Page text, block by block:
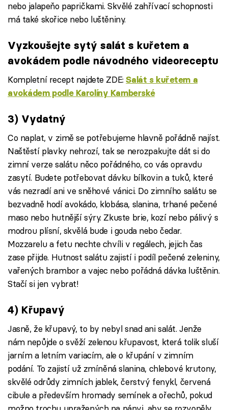
nebo jalapeňo papričkami. Skvělé zahřívací schopnosti
má také skořice nebo luštěniny.
Vyzkoušejte sytý salát s kuřetem a
avokádem podle návodného videoreceptu
Kompletní recept najdete ZDE:Salát s kuřetem a
avokádem podle Karolíny Kamberské
3) Vydatný
Co naplat, v zimě se potřebujeme hlavně pořádně najíst.
Naštěstí plavky nehrozí, tak se nerozpakujte dát si do
zimní verze salátu něco pořádného, co vás opravdu
zasytí. Budete potřebovat dávku bílkovin a tuků, které
vás nezradí ani ve sněhové vánici. Do zimního salátu se
bezvadně hodí avokádo, klobása, slanina, trhané pečené
maso nebo hutnější sýry. Zkuste brie, kozí nebo pálivý s
modrou plísní, skvělá bude i gouda nebo čedar.
Mozzarelu a fetu nechte chvíli v regálech, jejich čas
zase přijde. Hutnost salátu zajistí i podíl pečené zeleniny,
vařených brambor a vajec nebo pořádná dávka luštěnin.
Stačí si jen vybrat!
4) Křupavý
Jasně, že křupavý, to by nebyl snad ani salát. Jenže
nám nepůjde o svěží zelenou křupavost, která tolik sluší
jarním a letním variacím, ale o křupání v zimním
podání. To zajistí už zmíněná slanina, chlebové krutony,
skvělé odrůdy zimních jablek, čerstvý fenykl, červená
cibule a především hromady semínek a ořechů, pokud